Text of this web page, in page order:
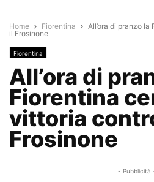
Home Fiorentina
All’ora di pranzo
il Frosinone
Fiorentina
All’ora di
Fiorentina
vittoria
Frosinone
- Pubblicità